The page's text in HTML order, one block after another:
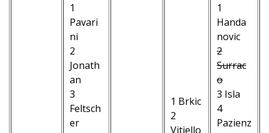
1
Pavari
ni
2
Jonath
an
3
Feltsch
er
1 Brkic
2
Vitiello
1
Handa
novic
2
Surrac
o
3 Isla
4
Pazienz